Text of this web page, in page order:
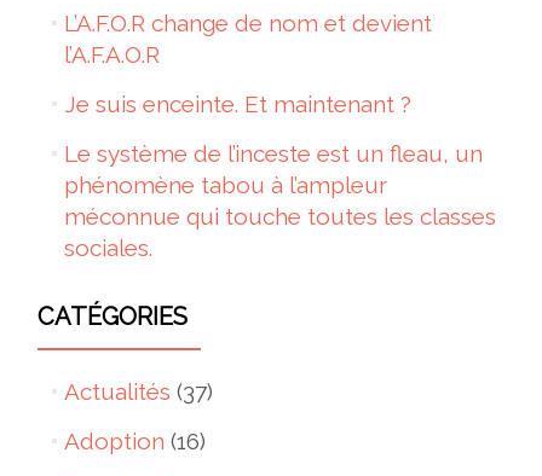
L’A.F.O.R change de nom et devient
l’A.F.A.O.R
Je suis enceinte. Et maintenant ?
Le système de l’inceste est un fleau, un
phénomène tabou à l’ampleur
méconnue qui touche toutes les classes
sociales.
CATÉGORIES
Actualités (37)
Adoption (16)